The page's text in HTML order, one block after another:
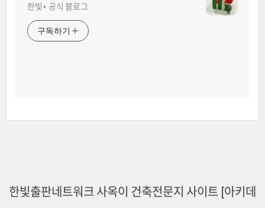
한빛+ 공식 블로그
구독하기
한빛출판네트워크 사옥이 건축전문지 사이트 [아키데